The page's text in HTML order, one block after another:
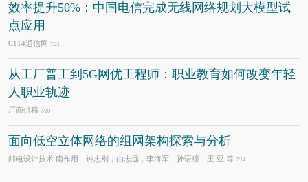
效率提升50%：中国电信完成无线网络规划大模型试
点应用
C114通信网 7/21
从工厂普工到5G网优工程师：职业教育如何改变年轻
人职业轨迹
厂商供稿 7/20
面向低空立体网络的组网架构探索与分析
邮电设计技术 南作用，钟志刚，由志远，李海军，孙语瞳，王 亚 等 7/14